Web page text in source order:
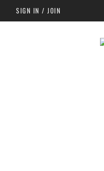
SIGN IN / JOIN